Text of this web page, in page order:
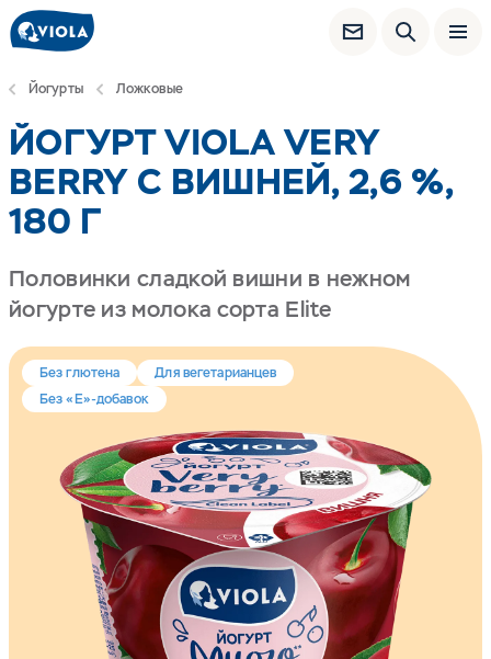
Йогурты Ложковые
ЙОГУРТ VIOLA VERY
BERRY С ВИШНЕЙ, 2,6 %,
180 Г
Половинки сладкой вишни в нежном
йогурте из молока сорта Elite
Без глютена
Для вегетарианцев
Без «Е»-добавок